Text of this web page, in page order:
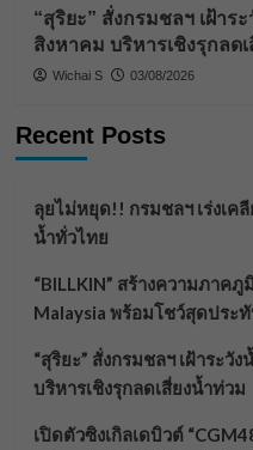
“สุริยะ” สั่งกรมชลฯ เฝ้าร
สิงหาคม บริหารเชิงรุกลด
Wichai S 03/08/2026
Recent Posts
ลุยไม่หยุด!! กรมชลฯ เร่งเค
น้ำทั่วไทย
“BILLKIN” สร้างความภาค
Malaysia พร้อมโชว์สุดประ
“สุริยะ” สั่งกรมชลฯ เฝ้าระวั
บริหารเชิงรุกลดเสี่ยงน้ำท่วม
เปิดตัวซิงเกิลเดบิวต์